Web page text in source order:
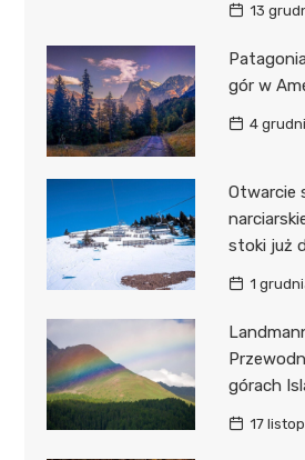
13
gór w
4
Otwarcie
stoki już
1
górach
17